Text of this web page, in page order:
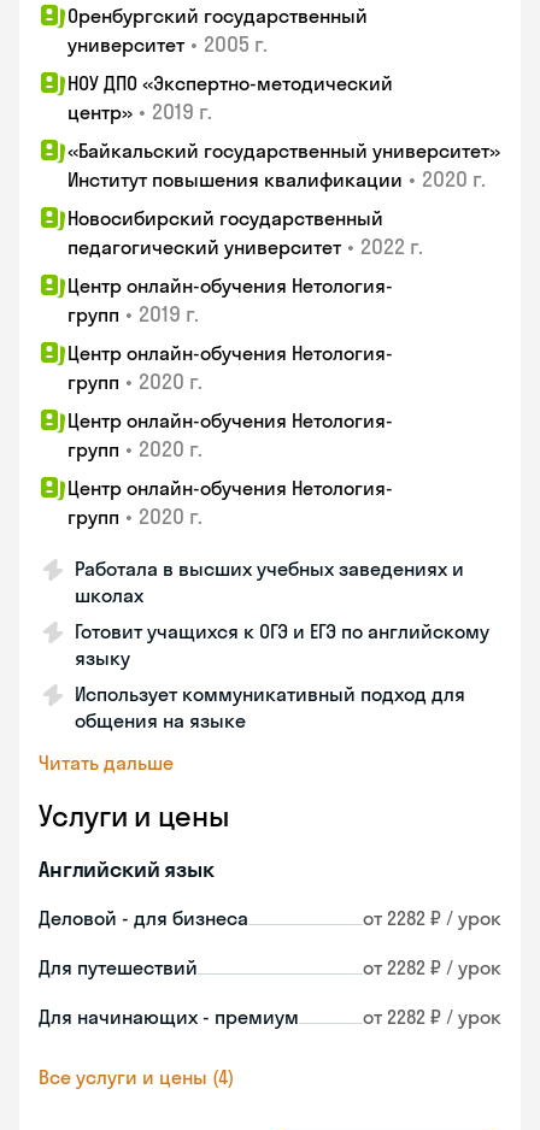
Оренбургский государственный
университет • 2005 г.
НОУ ДПО «Экспертно-методический
центр» • 2019 г.
«Байкальский государственный университет»
Институт повышения квалификации • 2020 г.
Новосибирский государственный
педагогический университет • 2022 г.
Центр онлайн-обучения Нетология-
групп • 2019 г.
Центр онлайн-обучения Нетология-
групп • 2020 г.
Центр онлайн-обучения Нетология-
групп • 2020 г.
Центр онлайн-обучения Нетология-
групп • 2020 г.
Работала в высших учебных заведениях и
школах
Готовит учащихся к ОГЭ и ЕГЭ по английскому
языку
Использует коммуникативный подход для
общения на языке
Читать дальше
Услуги и цены
Английский язык
Деловой - для бизнеса от 2282 ₽ / урок
Для путешествий от 2282 ₽ / урок
Для начинающих - премиум от 2282 ₽ / урок
Все услуги и цены (4)